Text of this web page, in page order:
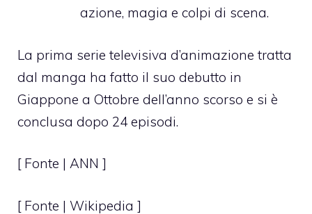
azione, magia e colpi di scena.
La prima serie televisiva d’animazione tratta
dal manga ha fatto il suo debutto in
Giappone a Ottobre dell’anno scorso e si è
conclusa dopo 24 episodi.
[ Fonte | ANN ]
[ Fonte | Wikipedia ]